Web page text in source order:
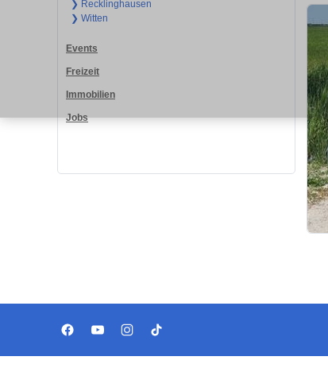
❯ Recklinghausen
❯ Witten
Events
Freizeit
Immobilien
Jobs